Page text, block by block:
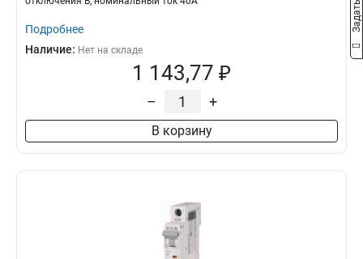
Подробнее
Наличие: Нет на складе
1 143,77 ₽
– +
В корзину